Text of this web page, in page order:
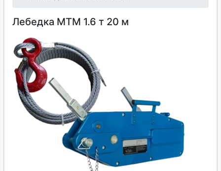
Лебедка МТМ 1.6 т 20 м